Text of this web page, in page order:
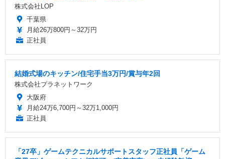
株式会社LOP
千葉県
月給26万800円～32万円
正社員
結婚式場のキッチン/住宅手当3万円/賞与年2回
株式会社プラネットワーク
大阪府
月給24万6,700円～32万1,000円
正社員
「27卒」ゲームテクニカルサポートスタッフ正社員「ゲーム